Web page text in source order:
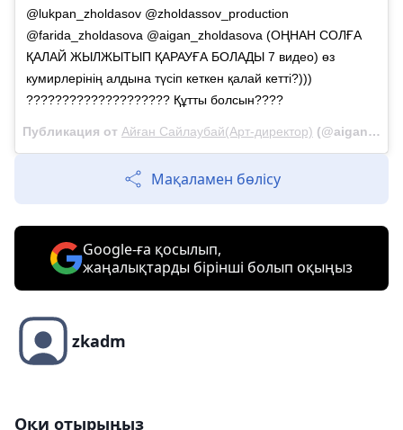
@lukpan_zholdasov @zholdassov_production
@farida_zholdasova @aigan_zholdasova (ОҢНАН СОЛҒА
ҚАЛАЙ ЖЫЛЖЫТЫП ҚАРАУҒА БОЛАДЫ 7 видео) өз
кумирлерінің алдына түсіп кеткен қалай кетті?)))
???????????????????? Құтты болсын????
Публикация от Айған Сайлаубай(Арт-директор) (@aigan_zholdasova)
Мақаламен бөлісу
Google-ға қосылып,
жаңалықтарды бірінші болып оқыңыз
zkadm
Оқи отырыңыз